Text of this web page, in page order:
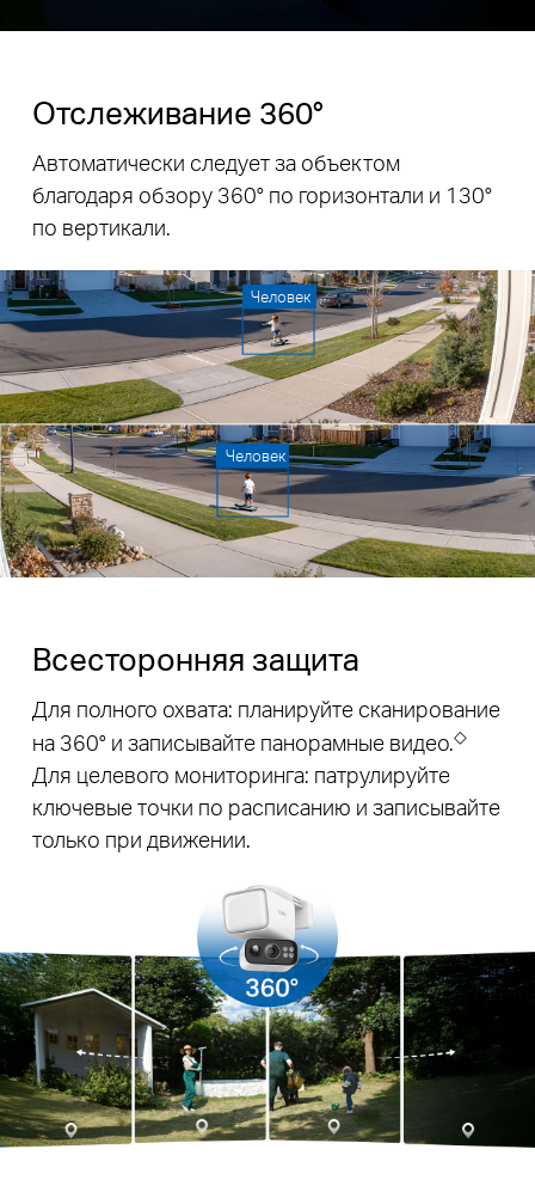
Отслеживание 360°
Автоматически следует за объектом
благодаря обзору 360° по горизонтали и 130°
по вертикали.
Человек
Человек
Всесторонняя защита
Для полного охвата: планируйте сканирование
на 360° и записывайте панорамные видео.◇
Для целевого мониторинга: патрулируйте
ключевые точки по расписанию и записывайте
только при движении.